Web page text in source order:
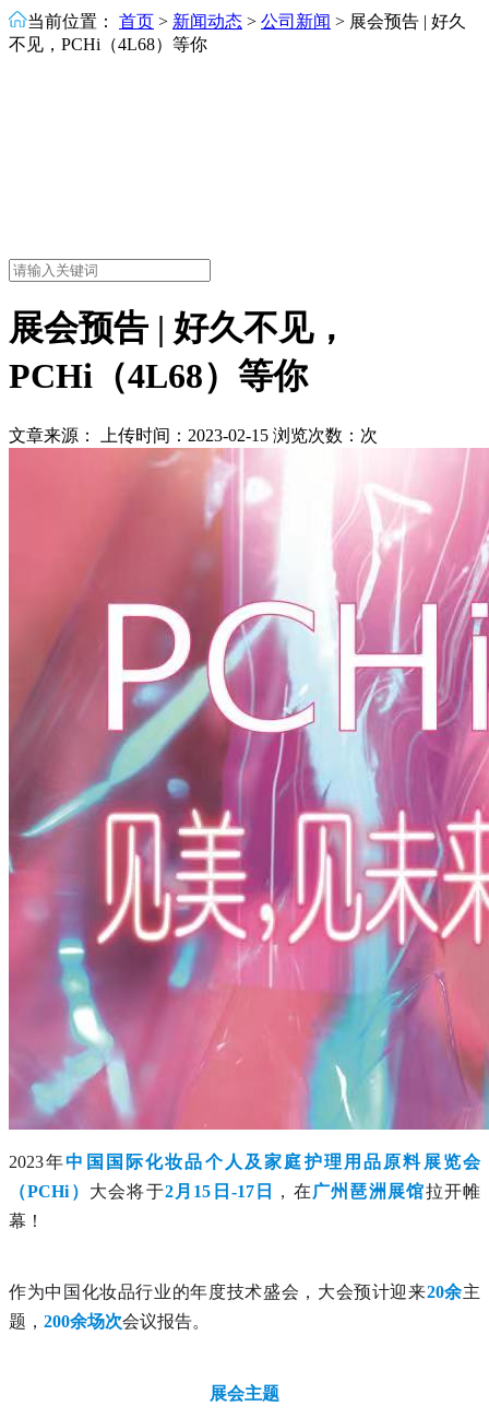
当前位置： 首页 > 新闻动态 > 公司新闻 > 展会预告 | 好久
不见，PCHi（4L68）等你
展会预告 | 好久不见，
PCHi（4L68）等你
文章来源： 上传时间：2023-02-15 浏览次数： 次
2023年中国国际化妆品个人及家庭护理用品原料展览会
（PCHi） 大会将于2月15日-17日 ，在 广州琶洲展馆拉开帷
幕！
作为中国化妆品行业的年度技术盛会，大会预计迎来20余主
题， 200余场次会议报告。
展会主题